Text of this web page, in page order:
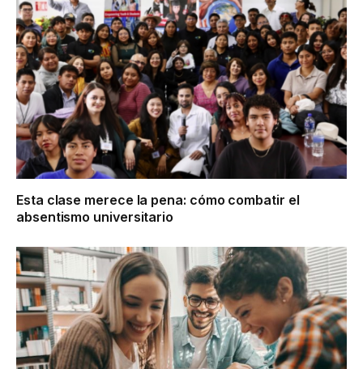
Esta clase merece la pena: cómo combatir el
absentismo universitario